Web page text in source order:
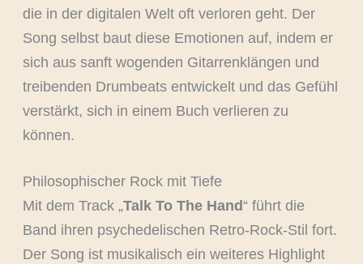
die in der digitalen Welt oft verloren geht. Der
Song selbst baut diese Emotionen auf, indem er
sich aus sanft wogenden Gitarrenklängen und
treibenden Drumbeats entwickelt und das Gefühl
verstärkt, sich in einem Buch verlieren zu
können.
Philosophischer Rock mit Tiefe
Mit dem Track „Talk To The Hand“ führt die
Band ihren psychedelischen Retro-Rock-Stil fort.
Der Song ist musikalisch ein weiteres Highlight